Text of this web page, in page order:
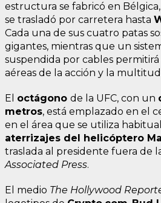
estructura se fabricó en
se trasladó por carretera hasta
Cada una de sus cuatro patas
gigantes, mientras que un
suspendida por cables
aéreas de la acción y la
El octágono de la UFC, con un
metros, está emplazado en el
en el área que se utiliza
aterrizajes del helicóptero
traslada al presidente fuera de
Associated Press.
El medio The Hollywood